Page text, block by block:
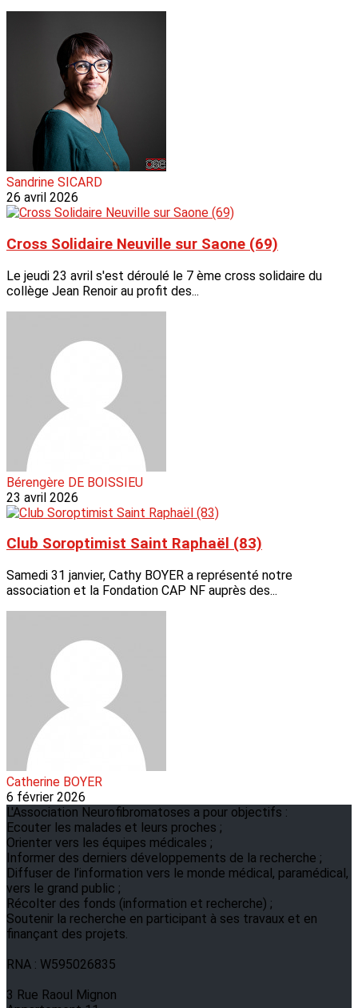
Sandrine SICARD
26 avril 2026
Cross Solidaire Neuville sur Saone (69)
Le jeudi 23 avril s'est déroulé le 7 ème cross solidaire du
collège Jean Renoir au profit des...
Bérengère DE BOISSIEU
23 avril 2026
Club Soroptimist Saint Raphaël (83)
Samedi 31 janvier, Cathy BOYER a représenté notre
association et la Fondation CAP NF auprès des...
Catherine BOYER
6 février 2026
L'Association Neurofibromatoses a pour objectifs :
Ecouter les malades et leurs proches ;
Orienter vers les équipes médicales ;
Informer des derniers développements de la recherche ;
Diffuser de l’information vers le monde médical, paramédical,
vers le grand public ;
Récolter des fonds (information et recherche) ;
Soutenir la recherche en participant à ses travaux et en
finançant des projets.
RNA : W595026835
3 Rue Raoul Mignon